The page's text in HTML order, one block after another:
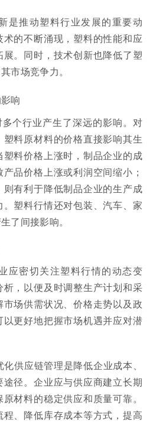
是推动塑料行业发展的重要动
的不断涌现，塑料的性能和应
。同时，技术创新也降低了塑
市场竞争力。
响
个行业产生了深远的影响。对
料原材料的价格直接影响其生
料价格上涨时，制品企业的成
品价格上涨或利润空间缩小；
有利于降低制品企业的生产成
塑料行情还对包装、汽车、家
了间接影响。
应密切关注塑料行情的动态变
，以便及时调整生产计划和采
场供需状况、价格走势以及政
更好地把握市场机遇并应对潜
供应链管理是降低企业成本、
径。企业应与供应商建立长期
材料的稳定供应和质量可靠。
、降低库存成本等方式，提高